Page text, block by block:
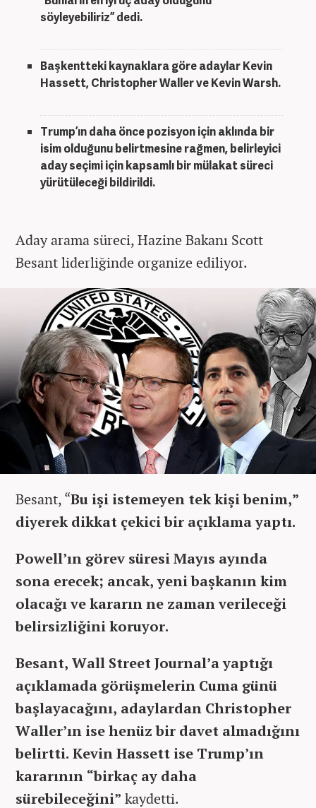
söyleyebiliriz” dedi.
Başkentteki kaynaklara göre adaylar Kevin
Hassett, Christopher Waller ve Kevin Warsh.
Trump’ın daha önce pozisyon için aklında bir
isim olduğunu belirtmesine rağmen, belirleyici
aday seçimi için kapsamlı bir mülakat süreci
yürütüleceği bildirildi.
Aday arama süreci, Hazine Bakanı Scott
Besant liderliğinde organize ediliyor.
Besant, “Bu işi istemeyen tek kişi benim,”
diyerek dikkat çekici bir açıklama yaptı.
Powell’ın görev süresi Mayıs ayında
sona erecek; ancak, yeni başkanın kim
olacağı ve kararın ne zaman verileceği
belirsizliğini koruyor.
Besant, Wall Street Journal’a yaptığı
açıklamada görüşmelerin Cuma günü
başlayacağını, adaylardan Christopher
Waller’ın ise henüz bir davet almadığını
belirtti. Kevin Hassett ise Trump’ın
kararının “birkaç ay daha
sürebileceğini” kaydetti.